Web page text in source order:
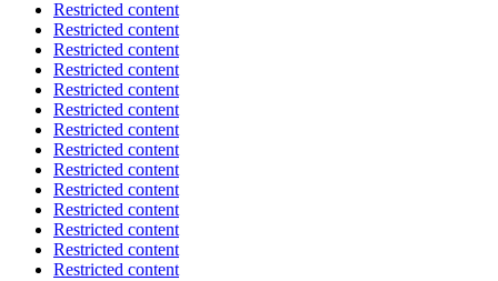
Restricted content
Restricted content
Restricted content
Restricted content
Restricted content
Restricted content
Restricted content
Restricted content
Restricted content
Restricted content
Restricted content
Restricted content
Restricted content
Restricted content